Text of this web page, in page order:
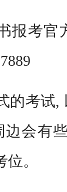
报考
的考试,
会有
。